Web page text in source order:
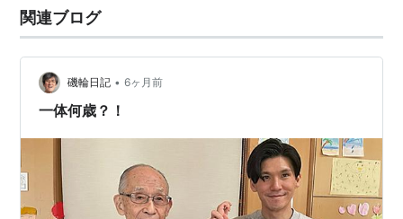
関連ブログ
磯輪日記 • 6ヶ月前
一体何歳？！